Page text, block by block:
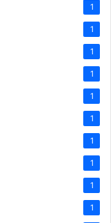
1
1
1
1
1
1
1
1
1
1